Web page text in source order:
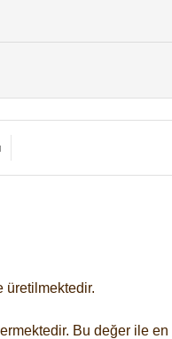
üretilmektedir.
Bu değer ile en